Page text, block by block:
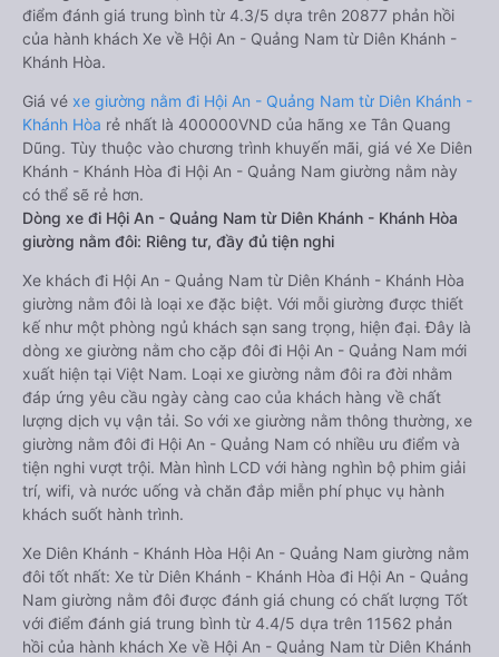
điểm đánh giá trung bình từ 4.3/5 dựa trên 20877 phản hồi
của hành khách Xe về Hội An - Quảng Nam từ Diên Khánh -
Khánh Hòa.
Giá vé xe giường nằm đi Hội An - Quảng Nam từ Diên Khánh -
Khánh Hòa rẻ nhất là 400000VND của hãng xe Tân Quang
Dũng. Tùy thuộc vào chương trình khuyến mãi, giá vé Xe Diên
Khánh - Khánh Hòa đi Hội An - Quảng Nam giường nằm này
có thể sẽ rẻ hơn.
Dòng xe đi Hội An - Quảng Nam từ Diên Khánh - Khánh Hòa
giường nằm đôi: Riêng tư, đầy đủ tiện nghi
Xe khách đi Hội An - Quảng Nam từ Diên Khánh - Khánh Hòa
giường nằm đôi là loại xe đặc biệt. Với mỗi giường được thiết
kế như một phòng ngủ khách sạn sang trọng, hiện đại. Đây là
dòng xe giường nằm cho cặp đôi đi Hội An - Quảng Nam mới
xuất hiện tại Việt Nam. Loại xe giường nằm đôi ra đời nhằm
đáp ứng yêu cầu ngày càng cao của khách hàng về chất
lượng dịch vụ vận tải. So với xe giường nằm thông thường, xe
giường nằm đôi đi Hội An - Quảng Nam có nhiều ưu điểm và
tiện nghi vượt trội. Màn hình LCD với hàng nghìn bộ phim giải
trí, wifi, và nước uống và chăn đắp miễn phí phục vụ hành
khách suốt hành trình.
Xe Diên Khánh - Khánh Hòa Hội An - Quảng Nam giường nằm
đôi tốt nhất: Xe từ Diên Khánh - Khánh Hòa đi Hội An - Quảng
Nam giường nằm đôi được đánh giá chung có chất lượng Tốt
với điểm đánh giá trung bình từ 4.4/5 dựa trên 11562 phản
hồi của hành khách Xe về Hội An - Quảng Nam từ Diên Khánh